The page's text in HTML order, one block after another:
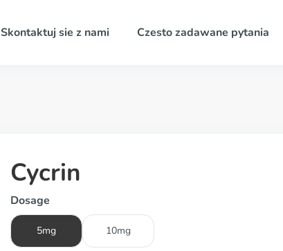
Skontaktuj sie z nami Czesto zadawane pytania
Cycrin
Dosage
5mg 10mg